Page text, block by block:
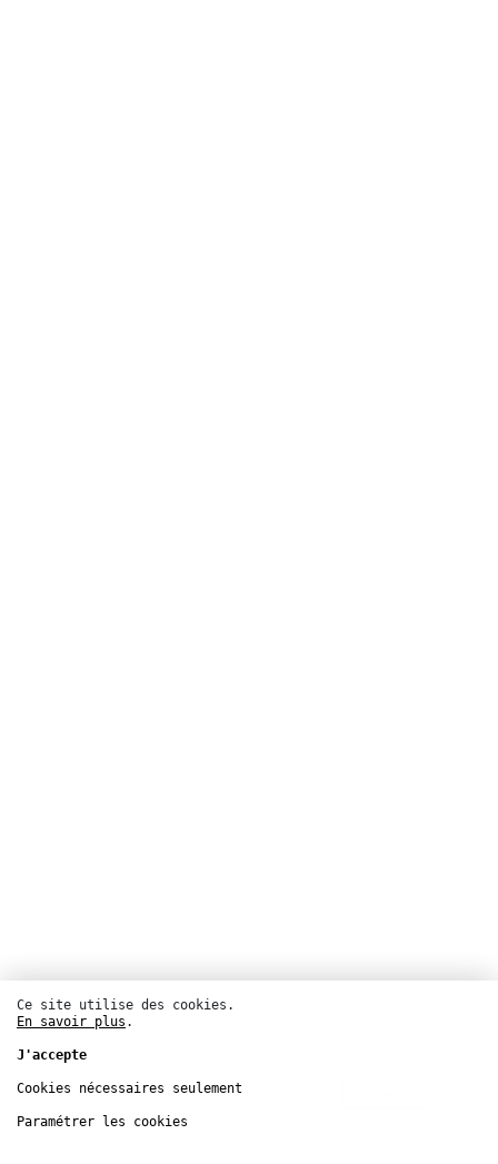
Musique
Théâtre de la Ville – Les Abbesses
Ce site utilise des cookies.
En savoir plus .
J'accepte
Cookies nécessaires seulement
Paramétrer les cookies